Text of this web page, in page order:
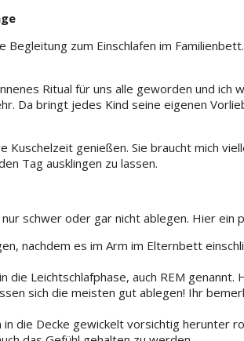
zum Einschlafen im
Ritual für uns alle geworden und ich
Da bringt jedes Kind seine eigenen
genießen. Sie braucht mich
Tag ausklingen zu lassen.
schwer oder gar nicht ablegen. Hier
nachdem es im Arm im Elternbett
Leichtschlafphase, auch REM
sich die meisten gut ablegen! Ihr
die Decke gewickelt vorsichtig herunter